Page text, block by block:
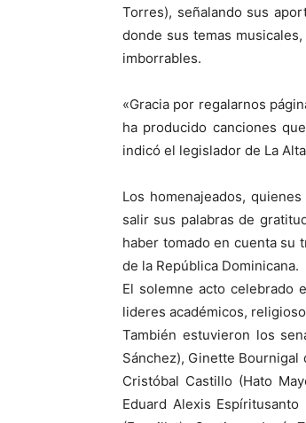
Torres), señalando sus
donde sus temas
imborrables.
«Gracia por regalarnos
ha producido canciones
indicó el legislador de La
Los homenajeados,
salir sus palabras de
haber tomado en cuenta su
de la República Dominicana.
El solemne acto celebrado
lideres académicos,
También estuvieron los
Sánchez), Ginette Bournigal
Cristóbal Castillo (Hato
Eduard Alexis